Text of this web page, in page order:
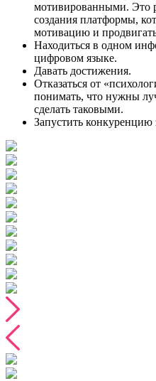
мотивированными. Это
создания платформы,
мотивацию и
Находиться в одном
цифровом языке.
Давать достижения.
Отказаться от
понимать, что нужны
сделать таковыми.
Запустить конкуренцию